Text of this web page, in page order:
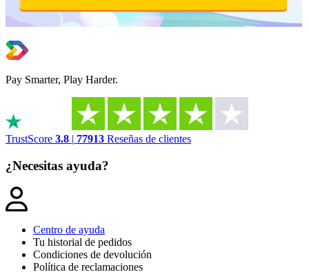
Pay Smarter, Play Harder.
TrustScore 3.8 | 77913 Reseñas de clientes
¿Necesitas ayuda?
Centro de ayuda
Tu historial de pedidos
Condiciones de devolución
Política de reclamaciones